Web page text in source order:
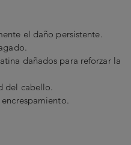
el daño persistente.
dañados para reforzar la
del cabello.